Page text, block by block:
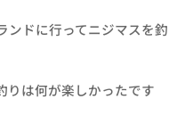
ンドに行ってニジマスを釣
りは何が楽しかったです